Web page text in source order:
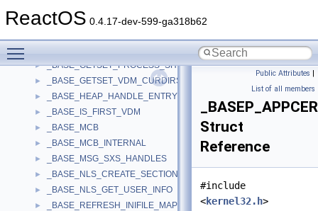
ReactOS 0.4.17-dev-599-ga318b62
► _BASE_GET_NEXT_VDM_COMMAND
► _BASE_GETSET_PROCESS_SHUTDOWN_PARAMS
► _BASE_GETSET_VDM_CURDIRS
► _BASE_HEAP_HANDLE_ENTRY
► _BASE_IS_FIRST_VDM
► _BASE_MCB
► _BASE_MCB_INTERNAL
► _BASE_MSG_SXS_HANDLES
► _BASE_NLS_CREATE_SECTION
► _BASE_NLS_GET_USER_INFO
► _BASE_REFRESH_INIFILE_MAPPING
Public Attributes |
List of all members
Struct
Reference
#include
<kernel32.h>